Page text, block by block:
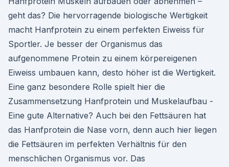
geht das? Die hervorragende biologische Wertigkeit
macht Hanfprotein zu einem perfekten Eiweiss für
Sportler. Je besser der Organismus das
aufgenommene Protein zu einem körpereigenen
Eiweiss umbauen kann, desto höher ist die Wertigkeit.
Eine ganz besondere Rolle spielt hier die
Zusammensetzung Hanfprotein und Muskelaufbau -
Eine gute Alternative? Auch bei den Fettsäuren hat
das Hanfprotein die Nase vorn, denn auch hier liegen
die Fettsäuren im perfekten Verhältnis für den
menschlichen Organismus vor. Das